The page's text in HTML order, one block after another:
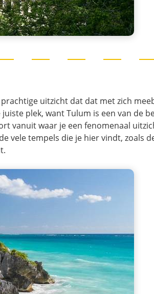
uitzicht dat dat met zich
plek, want Tulum is een van de
vanuit waar je een fenomenaal
vele tempels die je hier vindt, zoals